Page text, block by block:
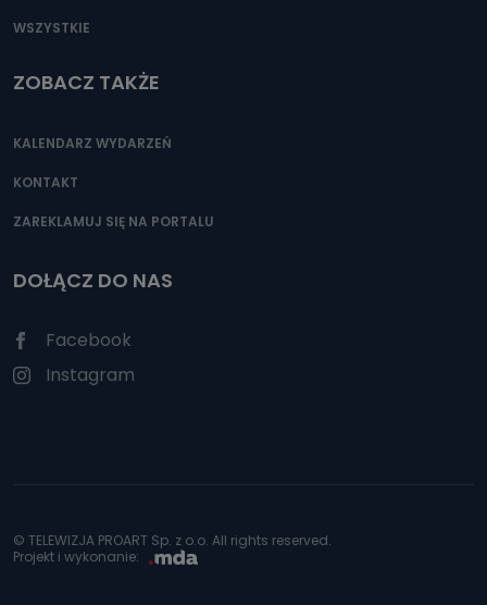
WSZYSTKIE
ZOBACZ TAKŻE
KALENDARZ WYDARZEŃ
KONTAKT
ZAREKLAMUJ SIĘ NA PORTALU
DOŁĄCZ DO NAS
Facebook
Instagram
© TELEWIZJA PROART Sp. z o.o. All rights reserved.
Projekt i wykonanie: